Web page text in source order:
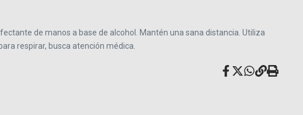
de manos a base de alcohol. Mantén una sana distancia. Utiliza
respirar, busca atención médica.